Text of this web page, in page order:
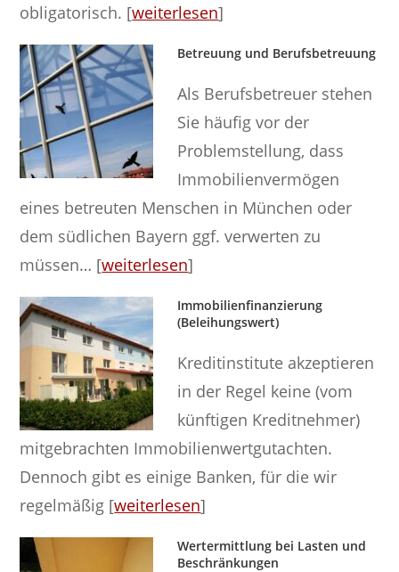
obligatorisch. [weiterlesen]
Betreuung und Berufsbetreuung
Als Berufsbetreuer stehen
Sie häufig vor der
Problemstellung, dass
Immobilienvermögen
eines betreuten Menschen in München oder
dem südlichen Bayern ggf. verwerten zu
müssen… [weiterlesen]
Immobilienfinanzierung
(Beleihungswert)
Kreditinstitute akzeptieren
in der Regel keine (vom
künftigen Kreditnehmer)
mitgebrachten Immobilienwertgutachten.
Dennoch gibt es einige Banken, für die wir
regelmäßig [weiterlesen]
Wertermittlung bei Lasten und
Beschränkungen